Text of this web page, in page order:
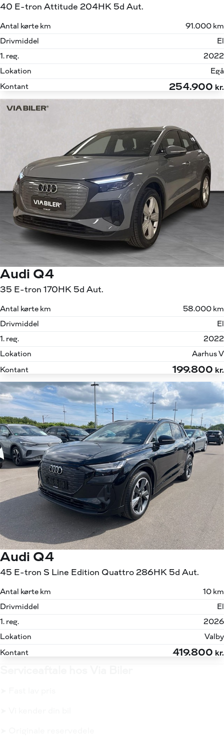
40 E-tron Attitude 204HK 5d Aut.
Antal kørte km
91.000 km
Drivmiddel
El
1. reg.
2022
Lokation
Egå
Kontant
254.900 kr.
Audi Q4
35 E-tron 170HK 5d Aut.
Antal kørte km
58.000 km
Drivmiddel
El
1. reg.
2022
Lokation
Aarhus V
Kontant
199.800 kr.
Audi Q4
45 E-tron S Line Edition Quattro 286HK 5d Aut.
Antal kørte km
10 km
Drivmiddel
El
1. reg.
2026
Lokation
Valby
Kontant
419.800 kr.